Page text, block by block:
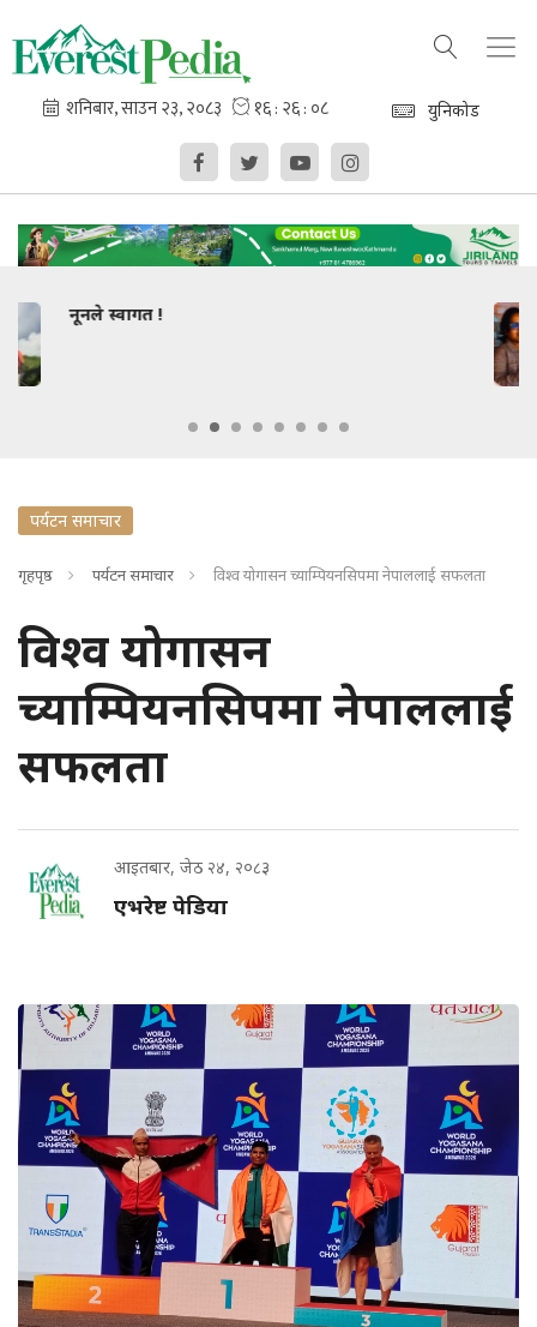
युनिकोड
पर्यटन समाचार
गृहपृष्ठ पर्यटन समाचार विश्व योगासन च्याम्पियनसिपमा नेपाललाई सफलता
विश्व योगासन
च्याम्पियनसिपमा नेपाललाई
सफलता
आइतबार, जेठ २४, २०८३
एभरेष्ट पेडिया